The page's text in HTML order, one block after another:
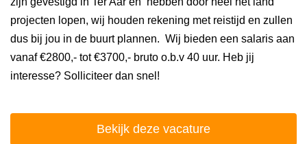
projecten lopen, wij houden rekening met reistijd en zullen
dus bij jou in de buurt plannen. Wij bieden een salaris aan
vanaf €2800,- tot €3700,- bruto o.b.v 40 uur. Heb jij
interesse? Solliciteer dan snel!
Bekijk deze vacature